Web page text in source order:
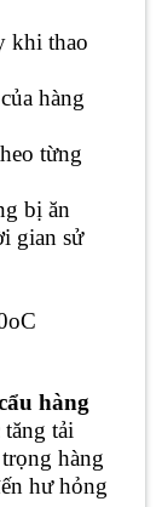
khi thao
hàng
từng
bị ăn
gian sử
hàng
tải
hàng
hư hỏng